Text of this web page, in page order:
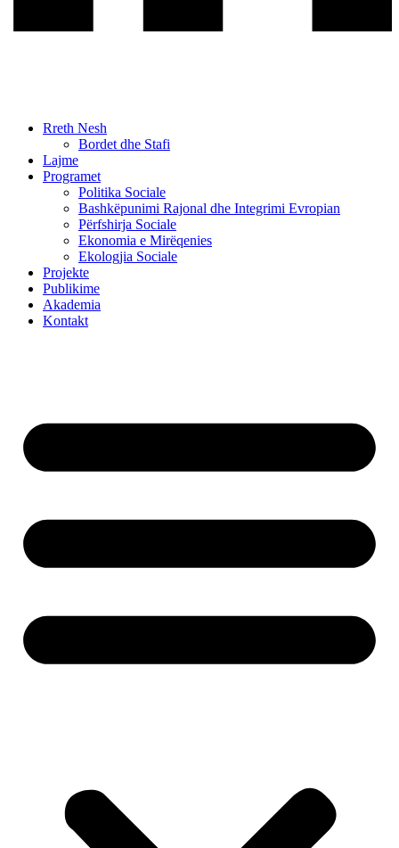
Rreth Nesh
Bordet dhe Stafi
Lajme
Programet
Politika Sociale
Bashkëpunimi Rajonal dhe Integrimi Evropian
Përfshirja Sociale
Ekonomia e Mirëqenies
Ekologjia Sociale
Projekte
Publikime
Akademia
Kontakt